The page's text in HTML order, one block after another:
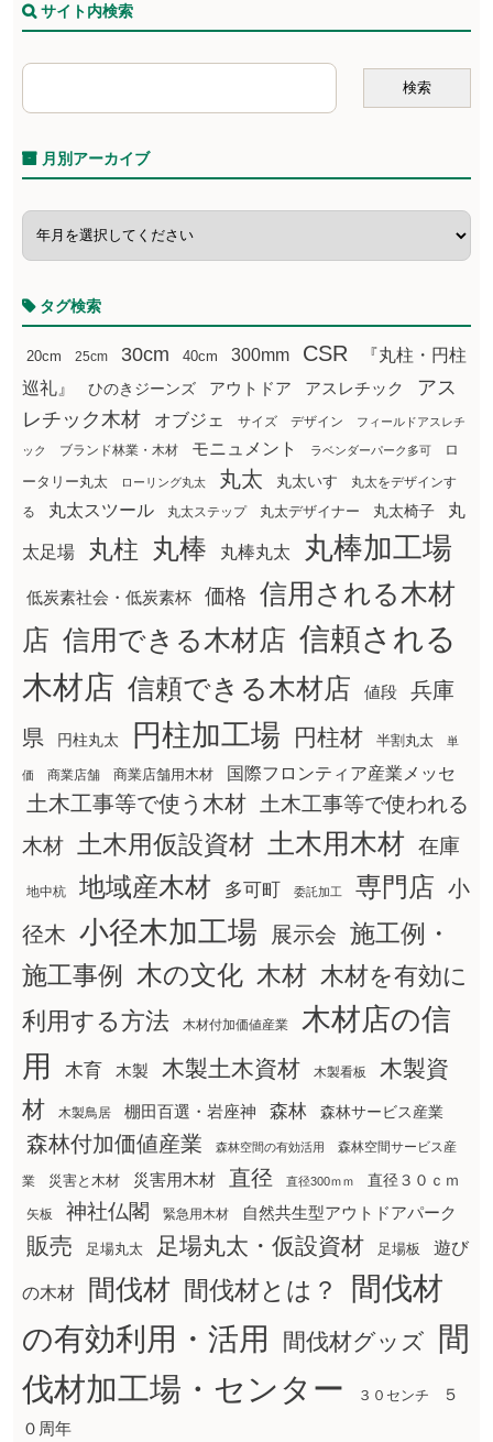
サイト内検索
月別アーカイブ
タグ検索
20cm 25cm 30cm 40cm 300mm CSR
『丸柱・円柱
巡礼』
ひのきジーンズ アウトドア アスレチック
アス
レチック木材
オブジェ サイズ デザイン フィールドアスレチ
ック ブランド林業・木材 モニュメント ラベンダーパーク多可
ロ
ータリー丸太
ローリング丸太 丸太 丸太いす
丸太をデザインす
る
丸太スツール 丸太ステップ 丸太デザイナー 丸太椅子 丸
太足場 丸柱 丸棒 丸棒丸太 丸棒加工場
低炭素社会・低炭素杯 価格
信用される木材
店 信用できる木材店 信頼される
木材店 信頼できる木材店 値段
兵庫
県
円柱丸太 円柱加工場 円柱材 半割丸太 単
価 商業店舗 商業店舗用木材 国際フロンティア産業メッセ
土木工事等で使う木材
土木工事等で使われる
木材
土木用仮設資材 土木用木材 在庫
地中杭 地域産木材 多可町 委託加工 専門店 小
径木 小径木加工場 展示会 施工例・
施工事例
木の文化 木材 木材を有効に
利用する方法
木材付加価値産業
木材店の信
用
木育 木製 木製土木資材 木製看板
木製資
材
木製鳥居 棚田百選・岩座神 森林 森林サービス産業
森林付加価値産業 森林空間の有効活用 森林空間サービス産
業 災害と木材 災害用木材 直径 直径300ｍｍ 直径３０ｃｍ
矢板 神社仏閣 緊急用木材 自然共生型アウトドアパーク
販売 足場丸太 足場丸太・仮設資材 足場板 遊び
の木材 間伐材 間伐材とは？
間伐材
の有効利用・活用
間伐材グッズ
間
伐材加工場・センター
３０センチ
５
０周年